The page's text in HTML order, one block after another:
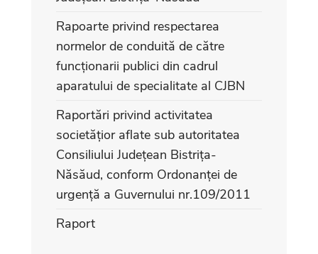
Rapoarte privind respectarea
normelor de conduită de către
funcționarii publici din cadrul
aparatului de specialitate al CJBN
Raportări privind activitatea
societățior aflate sub autoritatea
Consiliului Județean Bistrița-
Năsăud, conform Ordonanței de
urgență a Guvernului nr.109/2011
Raport